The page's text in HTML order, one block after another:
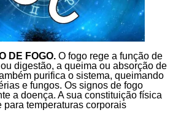
DE FOGO.O fogo rege a função de
digestão, a queima ou absorção de
purifica o sistema, queimando
e fungos. Os signos de fogo
a doença. A sua constituição física
para temperaturas corporais